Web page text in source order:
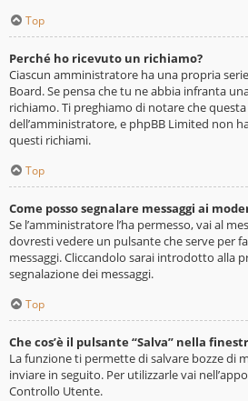
Top
Perché ho ricevuto un richiamo?
Ciascun amministratore ha una propria
Board. Se pensa che tu ne abbia infranta
richiamo. Ti preghiamo di notare che
dell’amministratore, e phpBB Limited non
questi richiami.
Top
Come posso segnalare messaggi ai
Se l’amministratore l’ha permesso, vai al
dovresti vedere un pulsante che serve per
messaggi. Cliccandolo sarai introdotto alla
segnalazione dei messaggi.
Top
Che cos’è il pulsante “Salva” nella
La funzione ti permette di salvare bozze di
inviare in seguito. Per utilizzarle vai
Controllo Utente.